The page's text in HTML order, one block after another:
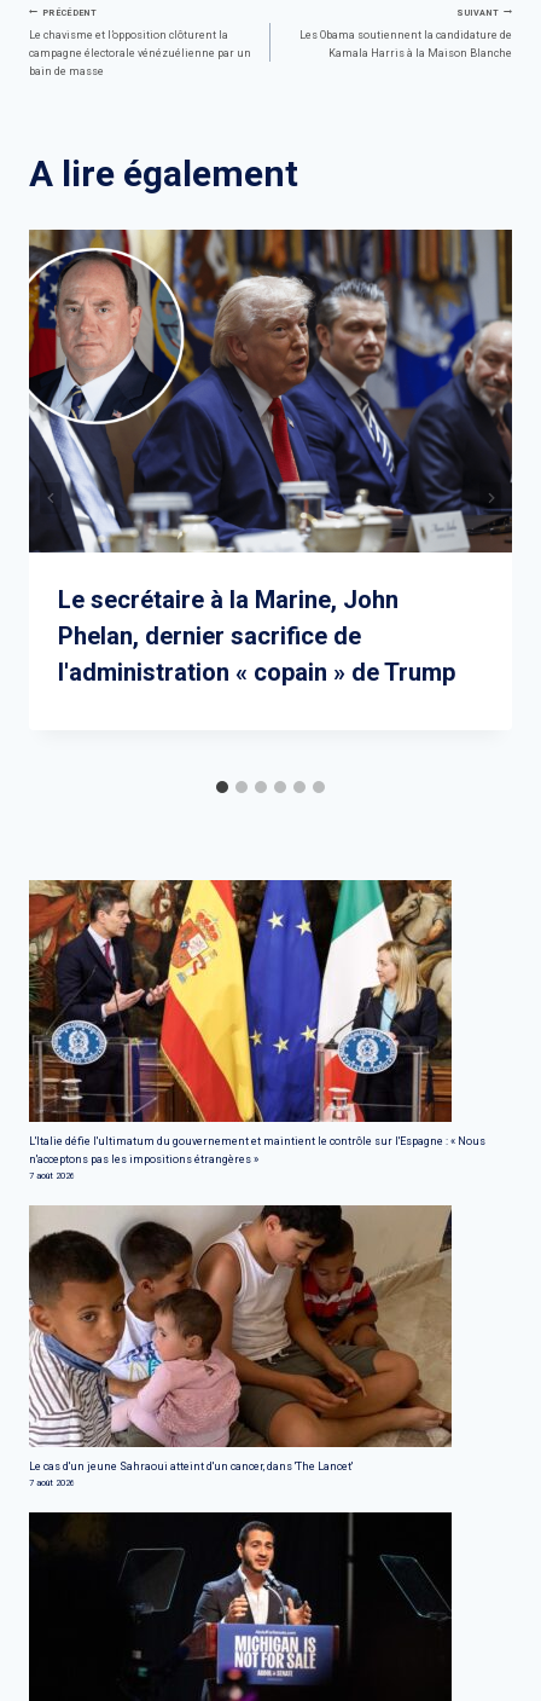
Navigation
de
PRÉCÉDENT
Le chavisme et l’opposition clôturent la
campagne électorale vénézuélienne par un
bain de masse
SUIVANT
Les Obama soutiennent la candidature de
Kamala Harris à la Maison Blanche
A lire également
Le secrétaire à la Marine, John
Phelan, dernier sacrifice de
l'administration « copain » de Trump
L'Italie défie l'ultimatum du gouvernement et maintient le contrôle sur l'Espagne : « Nous
n'acceptons pas les impositions étrangères »
7 août 2026
Le cas d'un jeune Sahraoui atteint d'un cancer, dans 'The Lancet'
7 août 2026